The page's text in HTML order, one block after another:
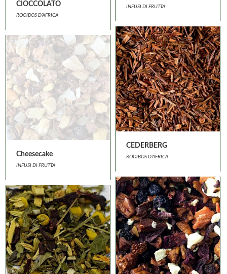
CIOCCOLATO
ROOIBOS D'AFRICA
INFUSI DI FRUTTA
CEDERBERG
ROOIBOS D'AFRICA
Cheesecake
INFUSI DI FRUTTA